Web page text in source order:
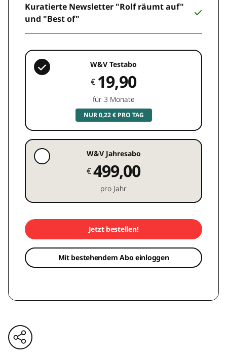
Kuratierte Newsletter "Rolf räumt auf"
und "Best of"
W&V Testabo
€ 19,90
für 3 Monate
NUR 0,22 € PRO TAG
W&V Jahresabo
€499,00
pro Jahr
Jetzt bestellen!
Mit bestehendem Abo einloggen